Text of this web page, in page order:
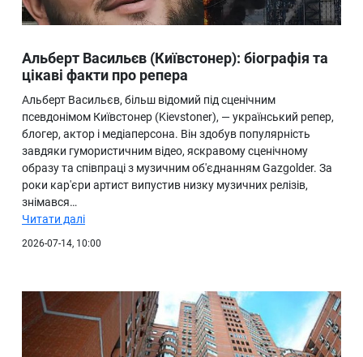
Альберт Васильєв (Київстонер): біографія та
цікаві факти про репера
Альберт Васильєв, більш відомий під сценічним
псевдонімом Київстонер (Kievstoner), — український репер,
блогер, актор і медіаперсона. Він здобув популярність
завдяки гумористичним відео, яскравому сценічному
образу та співпраці з музичним об'єднанням Gazgolder. За
роки кар'єри артист випустив низку музичних релізів,
знімався…
Читати далі
2026-07-14, 10:00